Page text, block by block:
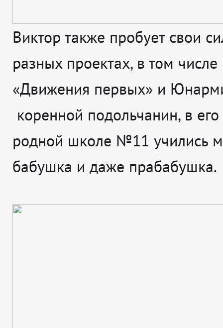
Виктор также пробует свои
разных проектах, в том числе
«Движения первых» и
коренной подольчанин, в его
родной школе №11 учились
бабушка и даже прабабушка.